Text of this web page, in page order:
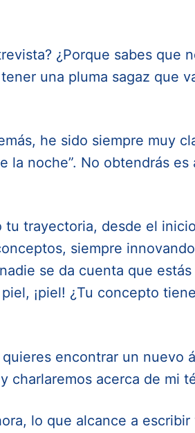
¿Porque sabes que
una pluma sagaz que
he sido siempre muy
la noche”. No obtendrás
trayectoria, desde el
siempre
se da cuenta que
¡piel! ¿Tu concepto
encontrar un nuevo
charlaremos acerca de mi
lo que alcance a escribir